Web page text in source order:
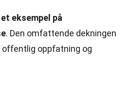
eksempel på
. Den omfattende dekningen
offentlig oppfatning og